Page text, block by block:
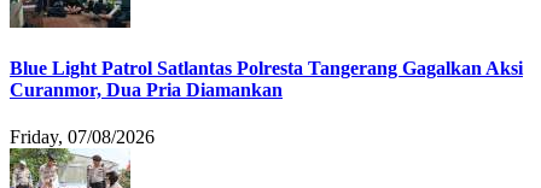
Blue Light Patrol Satlantas Polresta Tangerang Gagalkan Aksi
Curanmor, Dua Pria Diamankan
Friday, 07/08/2026